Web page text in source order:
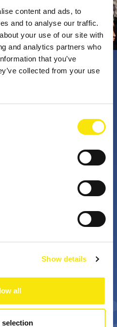
content and ads, to
and to analyse our traffic.
your use of our site with
and analytics partners who
that you’ve
collected from your use
Show details
all
te, i nostri professionisti
costantemente
i problemi. Il mondo di
partner nei progetti
Bn €
valore annuale della
sovvenzione realizzata